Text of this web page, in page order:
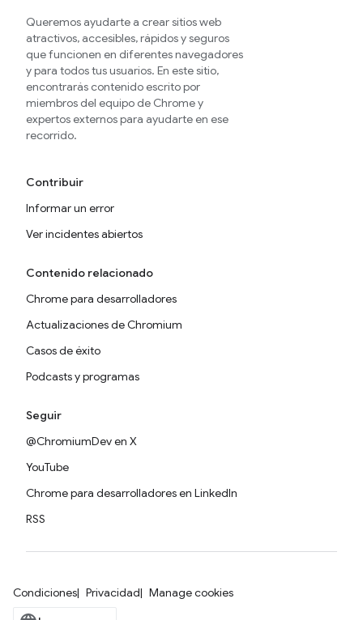
Queremos ayudarte a crear sitios web
atractivos, accesibles, rápidos y seguros
que funcionen en diferentes navegadores
y para todos tus usuarios. En este sitio,
encontrarás contenido escrito por
miembros del equipo de Chrome y
expertos externos para ayudarte en ese
recorrido.
Contribuir
Informar un error
Ver incidentes abiertos
Contenido relacionado
Chrome para desarrolladores
Actualizaciones de Chromium
Casos de éxito
Podcasts y programas
Seguir
@ChromiumDev en X
YouTube
Chrome para desarrolladores en LinkedIn
RSS
Condiciones Privacidad Manage cookies